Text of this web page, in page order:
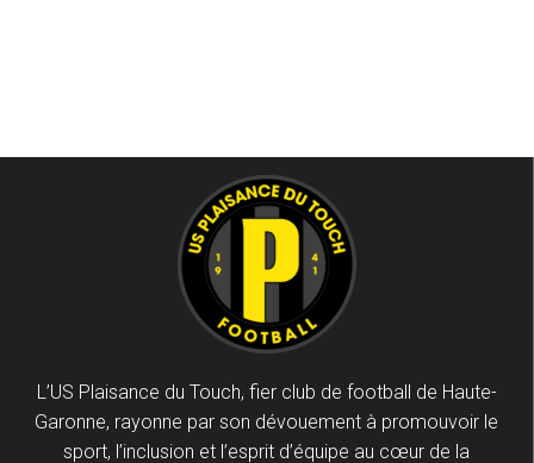
L’US Plaisance du Touch, fier club de football de Haute-
Garonne, rayonne par son dévouement à promouvoir le
sport, l’inclusion et l’esprit d’équipe au cœur de la